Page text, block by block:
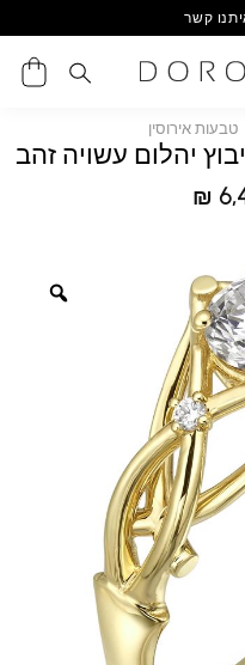
קשר
טבעות אירוסין
יהלום עשויה זהב
₪